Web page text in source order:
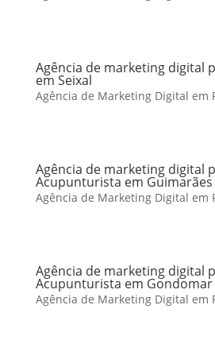
Agência de marketing digital
em Seixal
Agência de Marketing Digital em
Agência de marketing digital
Acupunturista em Guimarães
Agência de Marketing Digital em
Agência de marketing digital
Acupunturista em Gondomar
Agência de Marketing Digital em